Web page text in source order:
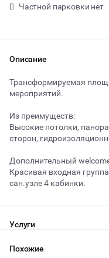
Частной парковки нет
Описание
Трансформируемая
мероприятий.
Из преимуществ:
Высокие потолки,
сторон,
Дополнительный
Красивая входная
сан.узле 4 кабинки.
Услуги
от 5000 ₽ за час
Тип мероприятия
ВЕЧЕРИНКИ
Начало
Похожие